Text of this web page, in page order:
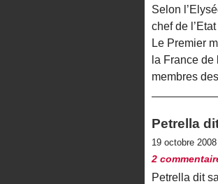
Selon
chef de
Le Premier
la France
membres
Petrella
19 octobre
2
Petrella dit